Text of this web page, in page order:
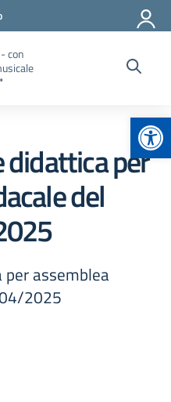
con
didattica per
del
per assemblea
2025